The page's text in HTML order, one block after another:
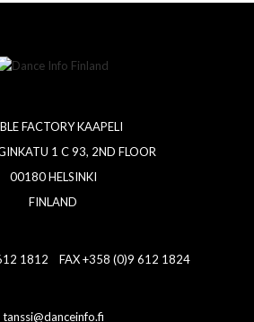
FACTORY KAAPELI
1 C 93, 2ND FLOOR
00180 HELSINKI
FINLAND
1812 FAX +358 (0)9 612 1824
tanssi@danceinfo.fi